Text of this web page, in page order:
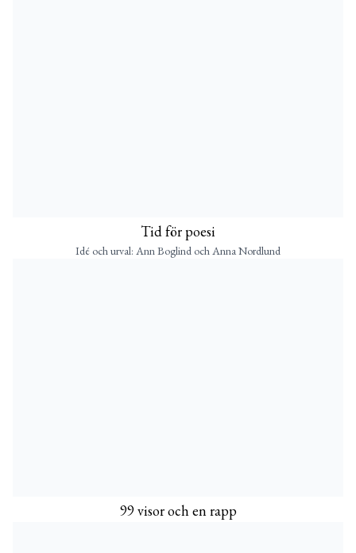
Tid för poesi
Idé och urval: Ann Boglind och Anna Nordlund
99 visor och en rapp